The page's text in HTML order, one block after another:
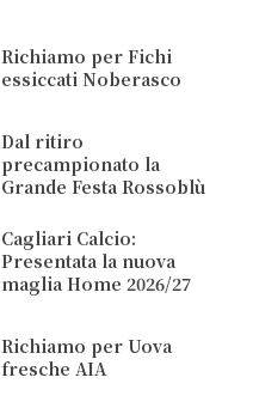
Richiamo per Fichi
essiccati Noberasco
Dal ritiro
precampionato la
Grande Festa Rossoblù
Cagliari Calcio:
Presentata la nuova
maglia Home 2026/27
Richiamo per Uova
fresche AIA